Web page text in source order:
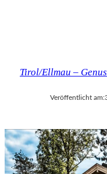
Tirol/Ellmau –
Veröffentlicht am: